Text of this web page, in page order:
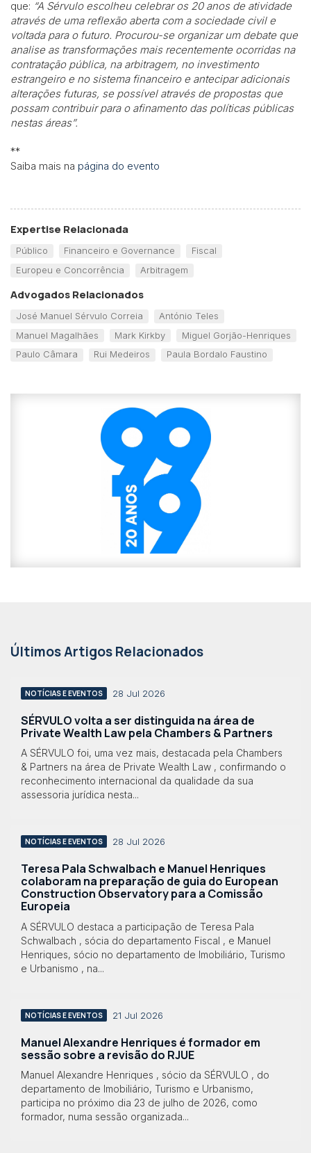
que: “A Sérvulo escolheu celebrar os 20 anos de atividade
através de uma reflexão aberta com a sociedade civil e
voltada para o futuro. Procurou-se organizar um debate que
analise as transformações mais recentemente ocorridas na
contratação pública, na arbitragem, no investimento
estrangeiro e no sistema financeiro e antecipar adicionais
alterações futuras, se possível através de propostas que
possam contribuir para o afinamento das políticas públicas
nestas áreas”.
**
Saiba mais na página do evento
Expertise Relacionada
Público Financeiro e Governance
Fiscal
Europeu e Concorrência
Arbitragem
Advogados Relacionados
José Manuel Sérvulo Correia
António Teles
Manuel Magalhães
Mark Kirkby
Miguel Gorjão-Henriques
Paulo Câmara
Rui Medeiros Paula Bordalo Faustino
Últimos Artigos Relacionados
NOTÍCIAS E EVENTOS 28 Jul 2026
SÉRVULO volta a ser distinguida na área de
Private Wealth Law pela Chambers & Partners
A SÉRVULO foi, uma vez mais, destacada pela Chambers
& Partners na área de Private Wealth Law , confirmando o
reconhecimento internacional da qualidade da sua
assessoria jurídica nesta...
NOTÍCIAS E EVENTOS 28 Jul 2026
Teresa Pala Schwalbach e Manuel Henriques
colaboram na preparação de guia do European
Construction Observatory para a Comissão
Europeia
A SÉRVULO destaca a participação de Teresa Pala
Schwalbach , sócia do departamento Fiscal , e Manuel
Henriques, sócio no departamento de Imobiliário, Turismo
e Urbanismo , na...
NOTÍCIAS E EVENTOS 21 Jul 2026
Manuel Alexandre Henriques é formador em
sessão sobre a revisão do RJUE
Manuel Alexandre Henriques , sócio da SÉRVULO , do
departamento de Imobiliário, Turismo e Urbanismo,
participa no próximo dia 23 de julho de 2026, como
formador, numa sessão organizada...